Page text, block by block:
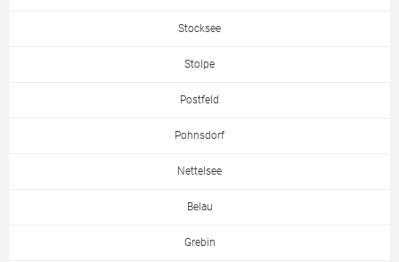
Stocksee
Stolpe
Postfeld
Pohnsdorf
Nettelsee
Belau
Grebin